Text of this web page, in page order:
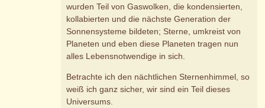
wurden Teil von Gaswolken, die kondensierten,
kollabierten und die nächste Generation der
Sonnensysteme bildeten; Sterne, umkreist von
Planeten und eben diese Planeten tragen nun
alles Lebensnotwendige in sich.
Betrachte ich den nächtlichen Sternenhimmel, so
weiß ich ganz sicher, wir sind ein Teil dieses
Universums.